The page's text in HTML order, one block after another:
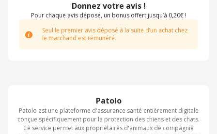
Patolo
Patolo est une plateforme d'assurance santé entièrement digitale
conçue spécifiquement pour la protection des chiens et des chats.
Ce service permet aux propriétaires d'animaux de compagnie
Donnez votre avis !
Pour chaque avis déposé, un bonus offert jusqu’à 0,20€ !
Seul le premier avis déposé à la suite d’un achat chez
le marchand est rémunéré.